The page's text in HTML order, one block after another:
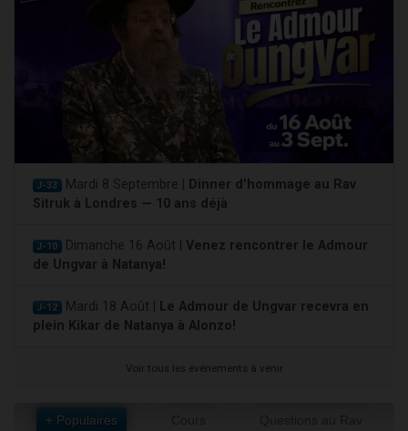
J-33 Mardi 8 Septembre |
Dinner d'hommage au Rav
Sitruk à Londres — 10 ans déjà
J-10 Dimanche 16 Août | Venez rencontrer le Admour
de Ungvar à Natanya!
J-12 Mardi 18 Août |
Le Admour de Ungvar recevra en
plein Kikar de Natanya à Alonzo!
Voir tous les événements à venir
+ Populaires